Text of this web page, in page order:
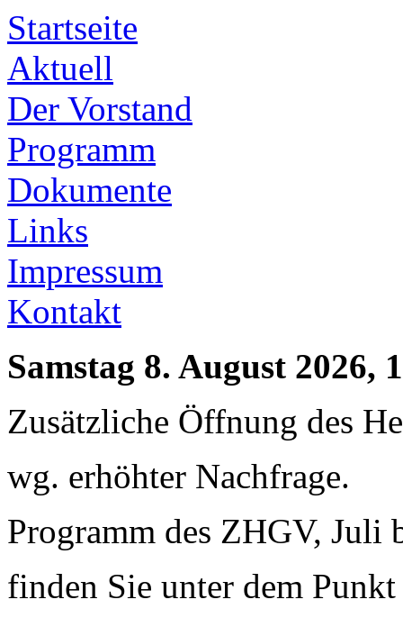
Startseite
Aktuell
Der Vorstand
Programm
Dokumente
Links
Impressum
Kontakt
Samstag 8. August 2026,
Zusätzliche Öffnung des
wg. erhöhter Nachfrage.
Programm des ZHGV, Juli
finden Sie unter dem